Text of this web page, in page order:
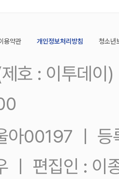
용약관 개인정보처리방침 청소년
호 : 이투데
아00197 ㅣ
ㅣ 편집인 : 이